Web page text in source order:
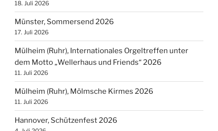
18. Juli 2026
Münster, Sommersend 2026
17. Juli 2026
Mülheim (Ruhr), Internationales Orgeltreffen unter
dem Motto „Wellerhaus und Friends“ 2026
11. Juli 2026
Mülheim (Ruhr), Mölmsche Kirmes 2026
11. Juli 2026
Hannover, Schützenfest 2026